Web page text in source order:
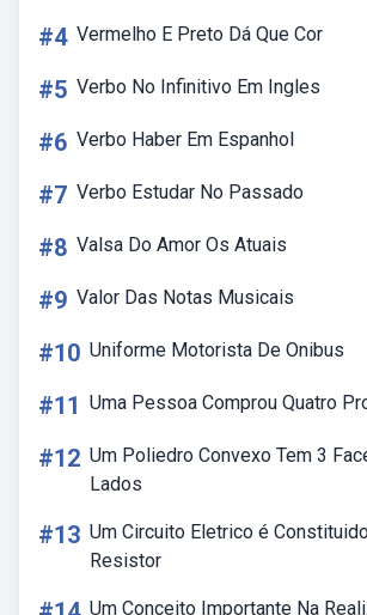
#4 Vermelho E Preto Dá Que Cor
#5 Verbo No Infinitivo Em Ingles
#6 Verbo Haber Em Espanhol
#7 Verbo Estudar No Passado
#8 Valsa Do Amor Os Atuais
#9 Valor Das Notas Musicais
#10 Uniforme Motorista De Onibus
#11 Uma Pessoa Comprou Quatro
#12 Um Poliedro Convexo Tem 3
Lados
#13 Um Circuito Eletrico é
Resistor
Um Conceito Importante Na